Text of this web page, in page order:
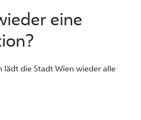
eine
lädt die Stadt Wien wieder alle